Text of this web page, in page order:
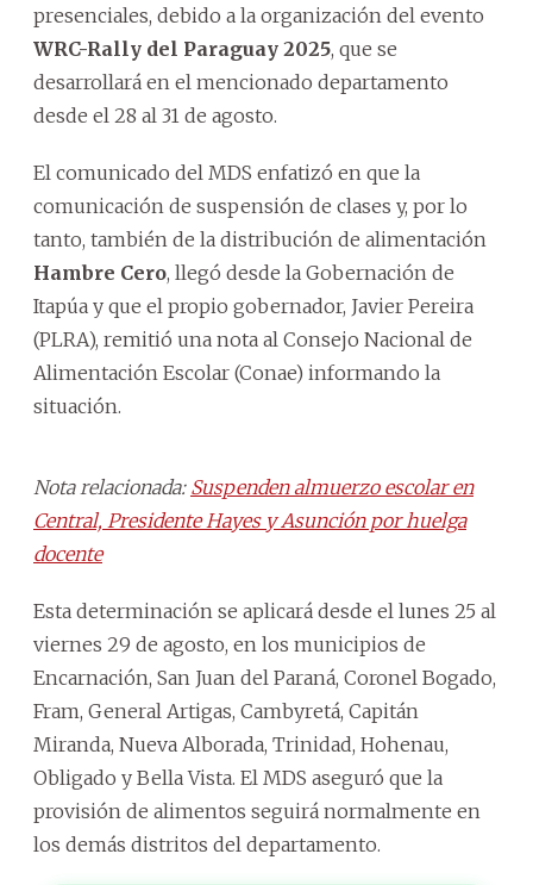
presenciales, debido a la organización del evento
WRC-Rally del Paraguay 2025, que se
desarrollará en el mencionado departamento
desde el 28 al 31 de agosto.
El comunicado del MDS enfatizó en que la
comunicación de suspensión de clases y, por lo
tanto, también de la distribución de alimentación
Hambre Cero, llegó desde la Gobernación de
Itapúa y que el propio gobernador, Javier Pereira
(PLRA), remitió una nota al Consejo Nacional de
Alimentación Escolar (Conae) informando la
situación.
Nota relacionada: Suspenden almuerzo escolar en
Central, Presidente Hayes y Asunción por huelga
docente
Esta determinación se aplicará desde el lunes 25 al
viernes 29 de agosto, en los municipios de
Encarnación, San Juan del Paraná, Coronel Bogado,
Fram, General Artigas, Cambyretá, Capitán
Miranda, Nueva Alborada, Trinidad, Hohenau,
Obligado y Bella Vista. El MDS aseguró que la
provisión de alimentos seguirá normalmente en
los demás distritos del departamento.